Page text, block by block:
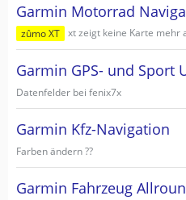
Garmin Motorrad
zûmo XT xt zeigt keine Karte mehr
Garmin GPS- und Sport
Datenfelder bei fenix7x
Garmin Kfz-Navigation
Farben ändern ??
Garmin Fahrzeug